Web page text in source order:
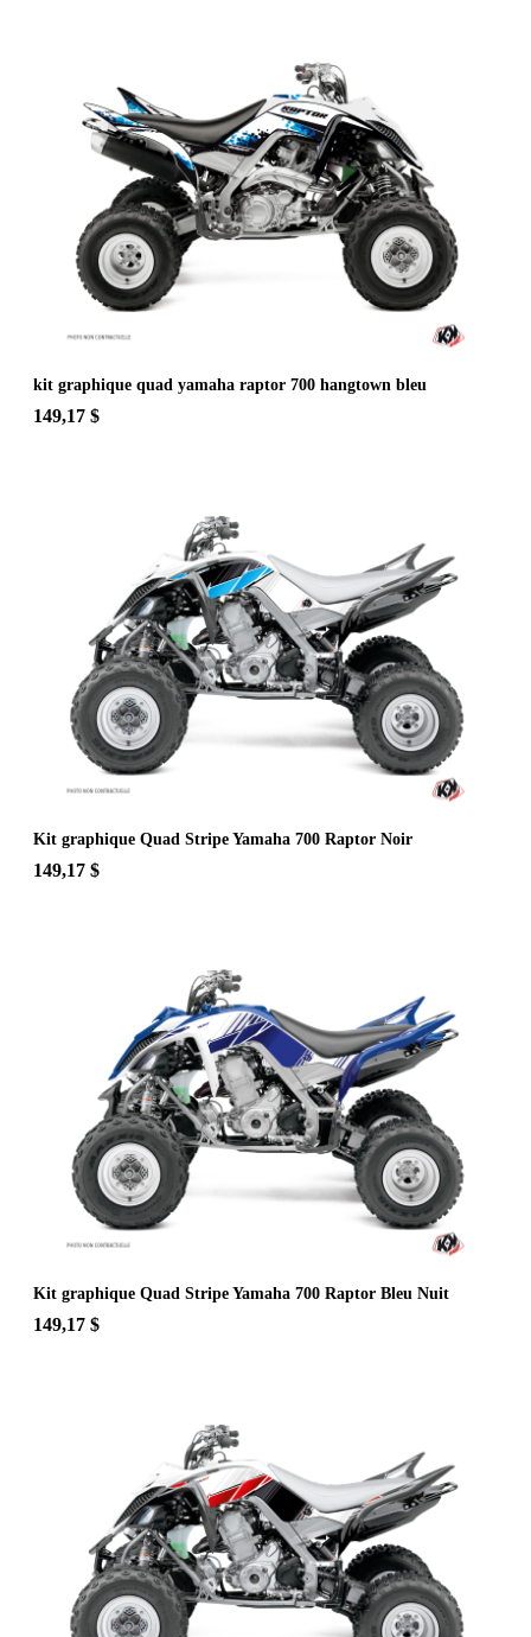
kit graphique quad yamaha raptor 700 hangtown bleu
149,17 $
Kit graphique Quad Stripe Yamaha 700 Raptor Noir
149,17 $
Kit graphique Quad Stripe Yamaha 700 Raptor Bleu Nuit
149,17 $